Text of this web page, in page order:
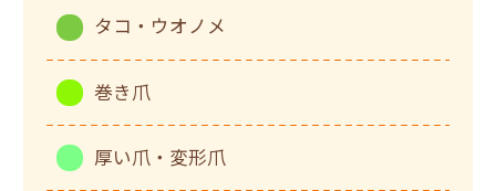
タコ・ウオノメ
巻き爪
厚い爪・変形爪